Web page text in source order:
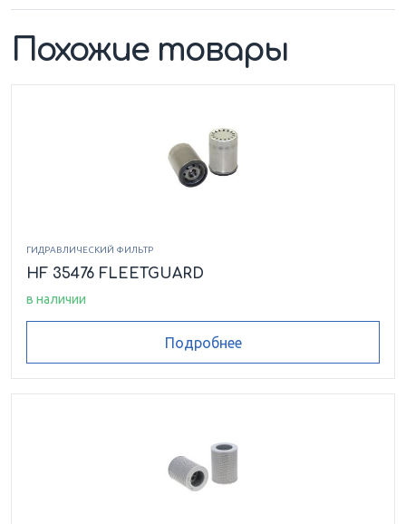
Похожие товары
ГИДРАВЛИЧЕСКИЙ ФИЛЬТР
HF 35476 FLEETGUARD
в наличии
Подробнее